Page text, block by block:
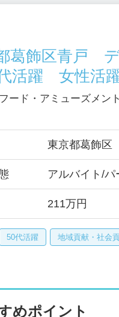
都葛飾区青戸
代活躍 女性活
ード・アミューズメン
東京都葛飾区
アルバイト/パ
211万円
50代活躍 地域貢献・社会
めポイント